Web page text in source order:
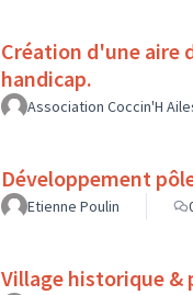
Création d'une aire
handicap.
Association Coccin'H
Développement
Etienne Poulin
Village historique &